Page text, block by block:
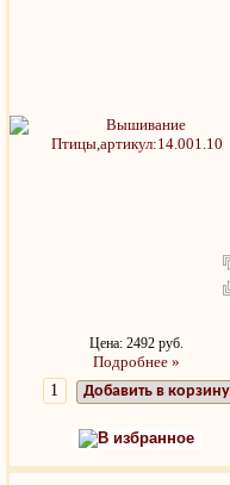
Цена: 2492 руб.
Подробнее »
Добавить в корзину
В избранное